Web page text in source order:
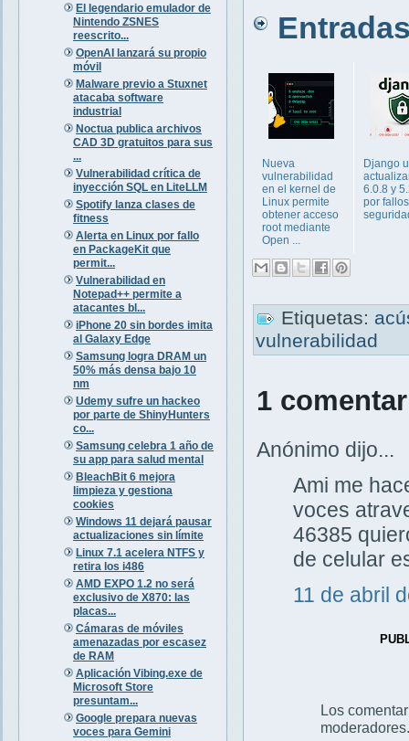
El legendario emulador de
Nintendo ZSNES
reescrito...
OpenAI lanzará su propio
móvil
Malware previo a Stuxnet
atacaba software
industrial
Noctua publica archivos
CAD 3D gratuitos para sus
...
Vulnerabilidad crítica de
inyección SQL en LiteLLM
Spotify lanza clases de
fitness
Alerta en Linux por fallo
en PackageKit que
permit...
Vulnerabilidad en
Notepad++ permite a
atacantes bl...
iPhone 20 sin bordes imita
al Galaxy Edge
Samsung logra DRAM un
50% más densa bajo 10
nm
Udemy sufre un hackeo
por parte de ShinyHunters
co...
Samsung celebra 1 año de
su app para salud mental
BleachBit 6 mejora
limpieza y gestiona
cookies
Windows 11 dejará pausar
actualizaciones sin límite
Linux 7.1 acelera NTFS y
retira los i486
AMD EXPO 1.2 no será
exclusivo de X870: las
placas...
Cámaras de móviles
amenazadas por escasez
de RAM
Aplicación Vibing.exe de
Microsoft Store
presuntam...
Google prepara nuevas
voces para Gemini
Entradas
Nueva
vulnerabilidad
en el kernel de
Linux permite
obtener acceso
root mediante
Open ...
Django
6.0.8 y
por
Etiquetas:
vulnerabilidad
1
Anónimo dijo...
Ami me
voces
46385
de celular
11 de abril
Los
moderadores.